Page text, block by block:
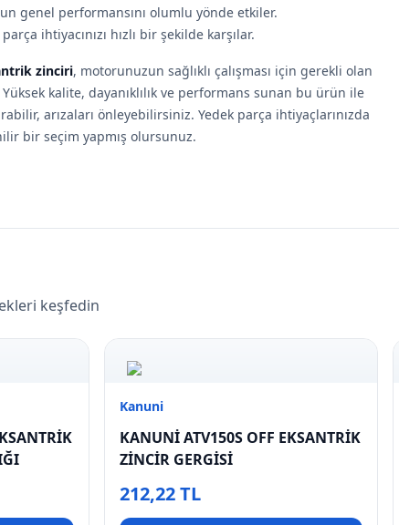
genel performansını olumlu yönde etkiler.
ihtiyacınızı hızlı bir şekilde karşılar.
zinciri, motorunuzun sağlıklı çalışması için gerekli olan
kalite, dayanıklılık ve performans sunan bu ürün ile
arızaları önleyebilirsiniz. Yedek parça ihtiyaçlarınızda
bir seçim yapmış olursunuz.
keşfedin
Kanuni
KANUNİ ATV150S OFF EKSANTRİK
ZİNCİR GERGİSİ
212,22 TL